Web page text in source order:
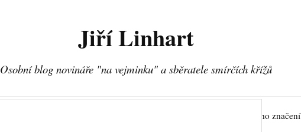
Jiří Linhart
Osobní blog novináře "na vejminku" a sběratele smírčích křížů
Památky dopravního značení